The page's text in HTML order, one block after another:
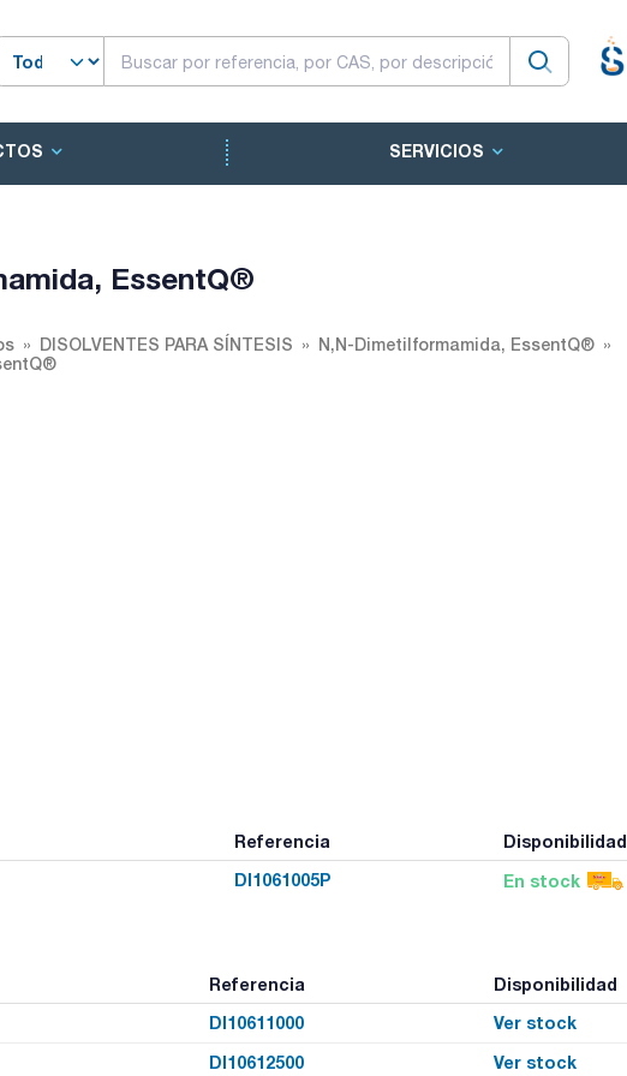
SERVICIOS
EssentQ®
DISOLVENTES PARA SÍNTESIS
N,N-Dimetilformamida, EssentQ®
Referencia Disponibilidad
DI1061005P En stock
Referencia Disponibilidad
DI10611000 Ver stock
DI10612500 Ver stock